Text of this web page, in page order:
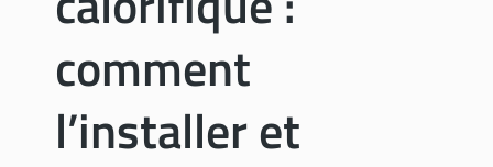
o
t
r
a
v
comment
l’installer et